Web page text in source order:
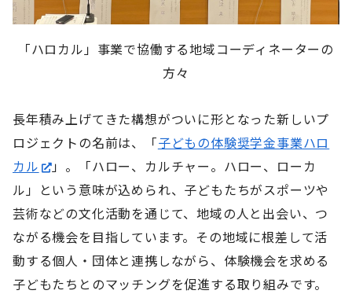
「ハロカル」事業で協働する地域コーディネーターの
方々
長年積み上げてきた構想がついに形となった新しいプ
ロジェクトの名前は、「子どもの体験奨学金事業ハロ
カル
」。「ハロー、カルチャー。ハロー、ローカ
ル」という意味が込められ、子どもたちがスポーツや
芸術などの文化活動を通じて、地域の人と出会い、つ
ながる機会を目指しています。その地域に根差して活
動する個人・団体と連携しながら、体験機会を求める
子どもたちとのマッチングを促進する取り組みです。